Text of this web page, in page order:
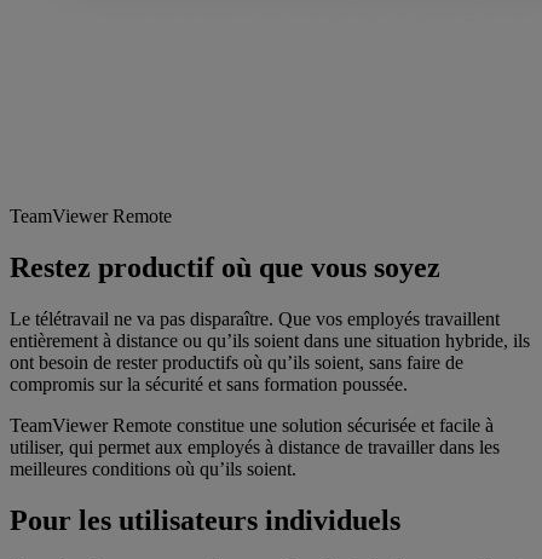
TeamViewer Remote
Restez productif où que vous soyez
Le télétravail ne va pas disparaître. Que vos employés travaillent
entièrement à distance ou qu’ils soient dans une situation hybride, ils
ont besoin de rester productifs où qu’ils soient, sans faire de
compromis sur la sécurité et sans formation poussée.
TeamViewer Remote constitue une solution sécurisée et facile à
utiliser, qui permet aux employés à distance de travailler dans les
meilleures conditions où qu’ils soient.
Pour les utilisateurs individuels